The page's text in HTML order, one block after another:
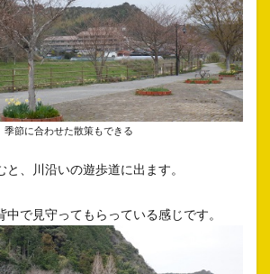
季節に合わせた散策もできる
、川沿いの遊歩道に出ます。
中で見守ってもらっている感じです。